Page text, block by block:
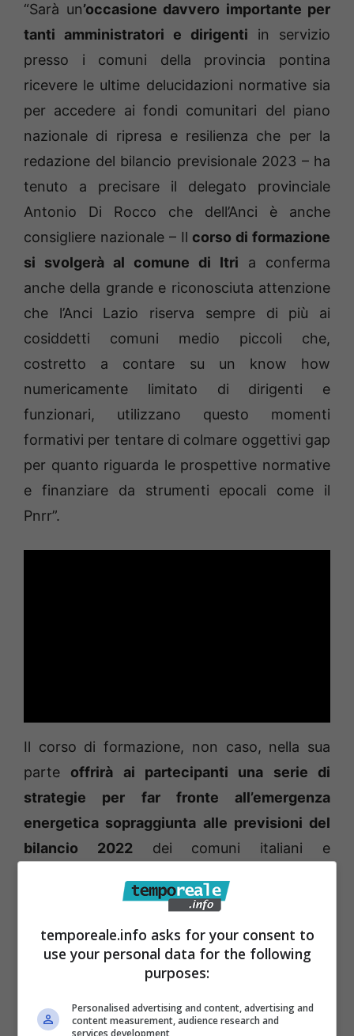
“Sarà un’occasione davvero importante per
tanti amministratori e dirigenti in servizio
presso i comuni della provincia pontina
ricevere le ultime delucidazioni normative sia
per accedere ai fondi comunitari del piano
nazionale di ripresa e resilienza che per la
redazione del bilancio previsionale 2023 – ha
tenuto a precisare il delegato provinciale
Antonio Di Rocco che dell’Anci è anche
consigliere nazionale – Il corso di formazione
si svolgerà al comune di Itri a conferma
anche della grande e riconosciuta attenzione
che l’Anci Lazio riserva sempre di più ai
cosiddetti comuni medio piccoli che,
costretto a contare su un know how
numericamente limitato di dirigenti e
funzionari, utilizzano questo momenti
formativi per tentare di colmare oggettivi gap
per quanto riguarda le prospettive normative
e finanziare da strumenti epocali come il
Pnrr”.
Il corso di formazione, non caso, nella sua
parte offrirà ai partecipanti una serie di
strategie per far fronte all’emergenza
energetica sopraggiunta alle previsioni del
bilancio 2022dei comuni italiani e
“modalità di iscrizione negli strumenti di
contabilizzazione (impegni e accertamenti)”
e illustrerà le “economia vincolate nel Pnrr”.
La seconda parte del webinar affronterà
temporeale.info asks for your consent to
use your personal data for the following
purposes:
Personalised advertising and content, advertising and
content measurement, audience research and
services development